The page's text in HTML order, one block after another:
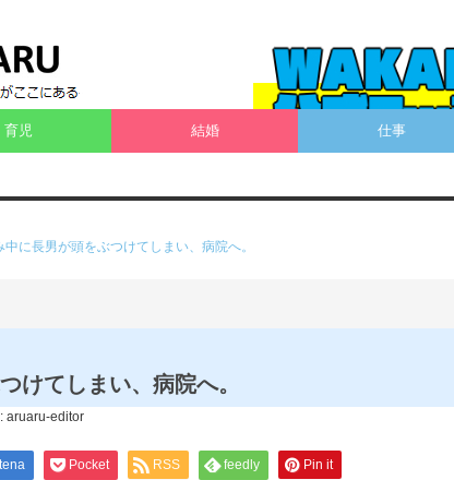
育児 結婚 仕事
中に長男が頭をぶつけてしまい、病院へ。
けてしまい、病院へ。
aruaru-editor
Pocket RSS feedly Pin it